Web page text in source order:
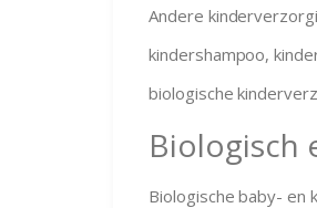
Andere
kindershampoo,
biologische
Biologisch
Biologische baby- en